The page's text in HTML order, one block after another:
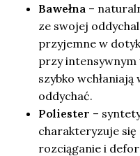
Bawełna –
ze swojej
przyjemne w
przy intensywnym
szybko
oddychać.
Poliester –
charakteryzuje się
rozciąganie i